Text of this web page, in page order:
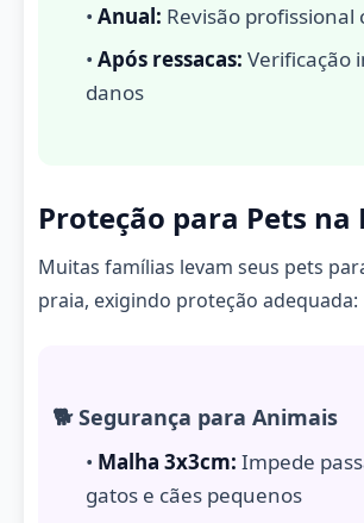
• Anual: Revisão profissional
• Após ressacas: Verificação
danos
Proteção para Pets na
Muitas famílias levam seus pets
praia, exigindo proteção adequada:
🐕 Segurança para Animais
• Malha 3x3cm: Impede
gatos e cães pequenos